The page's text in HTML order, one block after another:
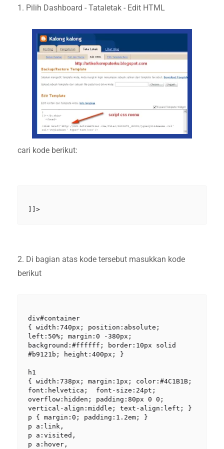
1. Pilih Dashboard - Tataletak - Edit HTML
cari kode berikut:
2. Di bagian atas kode tersebut masukkan kode
berikut
div#container
{ width:740px; position:absolute;
left:50%; margin:0 -380px;
background:#ffffff; border:10px solid
#b9121b; height:400px; }
h1
{ width:738px; margin:1px; color:#4C1B1B;
font:helvetica;  font-size:24pt;
overflow:hidden; padding:80px 0 0;
vertical-align:middle; text-align:left; }
p { margin:0; padding:1.2em; }
p a:link,
p a:visited,
p a:hover,